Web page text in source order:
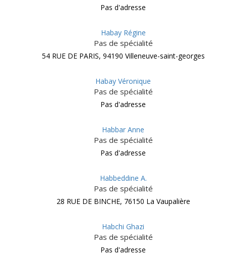
Pas d'adresse
Habay Régine
Pas de spécialité
54 RUE DE PARIS, 94190 Villeneuve-saint-georges
Habay Véronique
Pas de spécialité
Pas d'adresse
Habbar Anne
Pas de spécialité
Pas d'adresse
Habbeddine A.
Pas de spécialité
28 RUE DE BINCHE, 76150 La Vaupalière
Habchi Ghazi
Pas de spécialité
Pas d'adresse